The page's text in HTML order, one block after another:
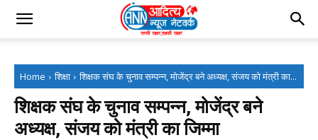
Home शिक्षा शिक्षक संघ के चुनाव सम्पन्न, मोजेंद्र बने अध्यक्ष, संजय को मंत्री का...
शिक्षक संघ के चुनाव सम्पन्न, मोजेंद्र बने
अध्यक्ष, संजय को मंत्री का जिम्मा